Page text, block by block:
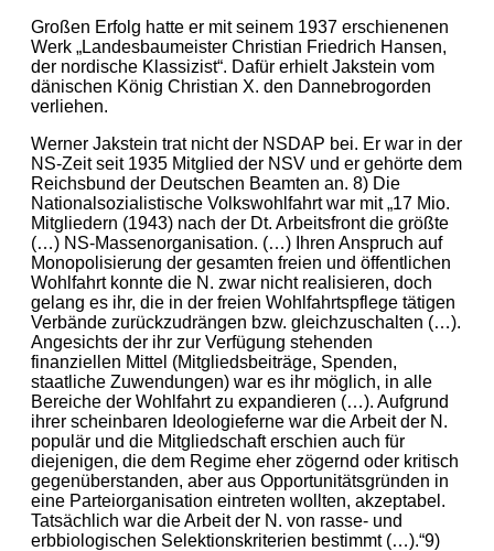
Großen Erfolg hatte er mit seinem 1937 erschienenen
Werk „Landesbaumeister Christian Friedrich Hansen,
der nordische Klassizist“. Dafür erhielt Jakstein vom
dänischen König Christian X. den Dannebrogorden
verliehen.
Werner Jakstein trat nicht der NSDAP bei. Er war in der
NS-Zeit seit 1935 Mitglied der NSV und er gehörte dem
Reichsbund der Deutschen Beamten an. 8) Die
Nationalsozialistische Volkswohlfahrt war mit „17 Mio.
Mitgliedern (1943) nach der Dt. Arbeitsfront die größte
(…) NS-Massenorganisation. (…) Ihren Anspruch auf
Monopolisierung der gesamten freien und öffentlichen
Wohlfahrt konnte die N. zwar nicht realisieren, doch
gelang es ihr, die in der freien Wohlfahrtspflege tätigen
Verbände zurückzudrängen bzw. gleichzuschalten (…).
Angesichts der ihr zur Verfügung stehenden
finanziellen Mittel (Mitgliedsbeiträge, Spenden,
staatliche Zuwendungen) war es ihr möglich, in alle
Bereiche der Wohlfahrt zu expandieren (…). Aufgrund
ihrer scheinbaren Ideologieferne war die Arbeit der N.
populär und die Mitgliedschaft erschien auch für
diejenigen, die dem Regime eher zögernd oder kritisch
gegenüberstanden, aber aus Opportunitätsgründen in
eine Parteiorganisation eintreten wollten, akzeptabel.
Tatsächlich war die Arbeit der N. von rasse- und
erbbiologischen Selektionskriterien bestimmt (…).“9)